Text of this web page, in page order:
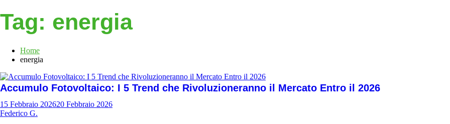
Tag: energia
Home
energia
Accumulo Fotovoltaico: I 5 Trend che Rivoluzioneranno il Mercato Entro il 2026
15 Febbraio 202620 Febbraio 2026
Federico G.